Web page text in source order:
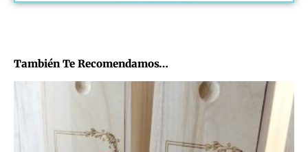
También Te Recomendamos…